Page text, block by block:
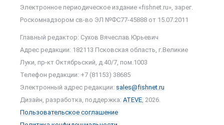
Электронное периодическое издание «fishnet.ru», зарег.
Роскомнадзором cв-во ЭЛ №ФС77-45888 от 15.07.2011
Главный редактор: Сухов Вячеслав Юрьевич
Адрес редакции: 182113 Псковская область, г.Великие
Луки, пр-кт Октябрьский, д.40/7, пом.1003
Телефон редакции: +7 (81153) 38685
Электронный адрес редакции: sales@fishnet.ru
Дизайн, разработка, поддержка: ATEVE , 2026.
Пользовательское соглашение